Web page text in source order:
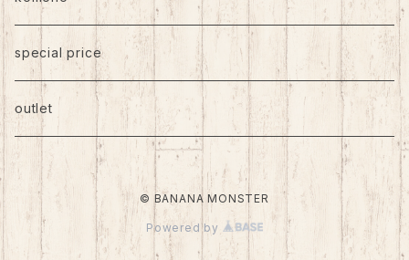
ワンピース
帽子
靴下
バッグ
アクセサリー
special price
outlet
© BANANA MONSTER
Powered by